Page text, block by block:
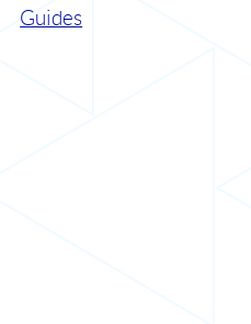
Guides